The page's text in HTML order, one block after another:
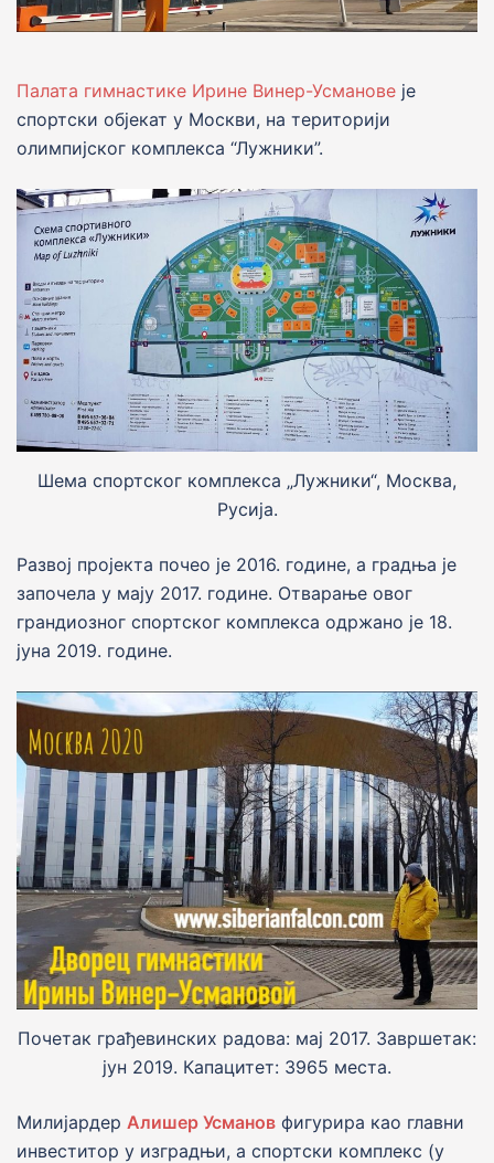
Палата гимнастике Ирине Винер-Усманове је
спортски објекат у Москви, на територији
олимпијског комплекса “Лужники”.
Шема спортског комплекса „Лужники“, Москва,
Русија.
Развој пројекта почео је 2016. године, а градња је
започела у мају 2017. године. Отварање овог
грандиозног спортског комплекса одржано је 18.
јуна 2019. године.
Почетак грађевинских радова: мај 2017. Завршетак:
јун 2019. Капацитет: 3965 места.
Милијардер Алишер Усманов фигурира као главни
инвеститор у изградњи, а спортски комплекс (у